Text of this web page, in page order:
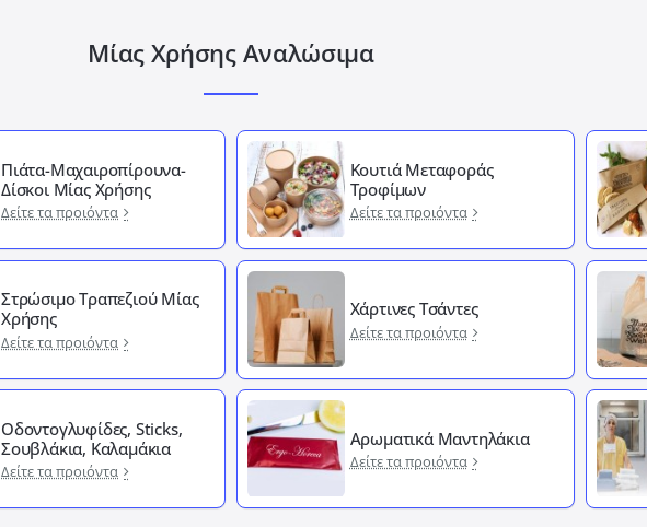
Μίας Χρήσης Αναλώσιμα
Πιάτα-Μαχαιροπίρουνα-
Δίσκοι Μίας Χρήσης
Δείτε τα προιόντα
Κουτιά Μεταφοράς
Τροφίμων
Δείτε τα προιόντα
Στρώσιμο Τραπεζιού Μίας
Χρήσης
Δείτε τα προιόντα
Χάρτινες Τσάντες
Δείτε τα προιόντα
Οδοντογλυφίδες, Sticks,
Σουβλάκια, Καλαμάκια
Δείτε τα προιόντα
Αρωματικά Μαντηλάκια
Δείτε τα προιόντα